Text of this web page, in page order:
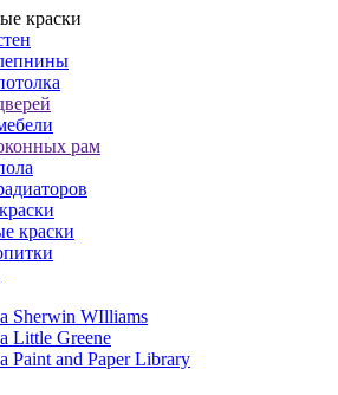
краски
рам
краски
Sherwin WIlliams
Little Greene
Paint and Paper Library